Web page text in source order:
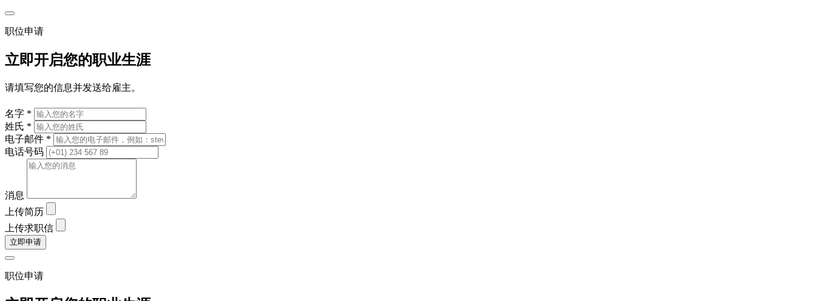
职位申请
立即开启您的职业生涯
请填写您的信息并发送给雇主。
名字 *
姓氏 *
电子邮件 *
电话号码
消息
上传简历
上传求职信
立即申请
职位申请